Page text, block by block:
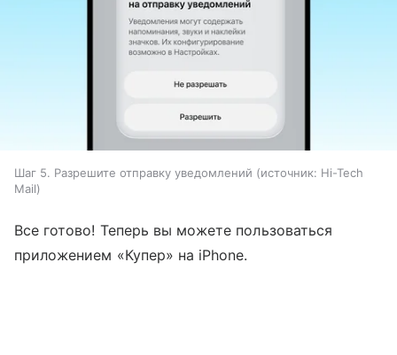
Шаг 5. Разрешите отправку уведомлений источник: Hi-Tech
Mail
Все готово! Теперь вы можете пользоваться
приложением «Купер» на iPhone.